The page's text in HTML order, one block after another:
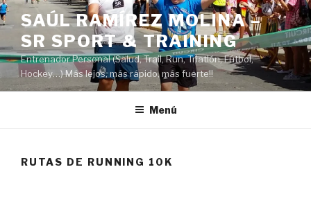
Saltar
al
contenido
SAÚL RAMÍREZ MOLINA –
SR SPORT & TRAINING
Entrenador Personal (Salud, Trail, Run, Triatlón, Fútbol,
Hockey…) Más lejos, más rápido, más fuerte!!
Menú
RUTAS DE RUNNING 10K